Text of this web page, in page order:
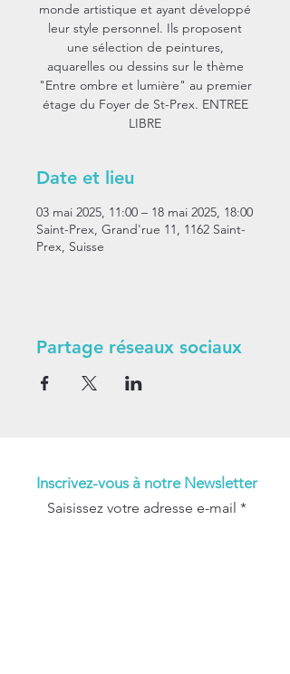
monde artistique et ayant développé
leur style personnel. Ils proposent
une sélection de peintures,
aquarelles ou dessins sur le thème
"Entre ombre et lumière" au premier
étage du Foyer de St-Prex. ENTREE
LIBRE
Date et lieu
03 mai 2025, 11:00 – 18 mai 2025, 18:00
Saint-Prex, Grand'rue 11, 1162 Saint-
Prex, Suisse
Partage réseaux sociaux
Inscrivez-vous à notre Newsletter
Saisissez votre adresse e-mail